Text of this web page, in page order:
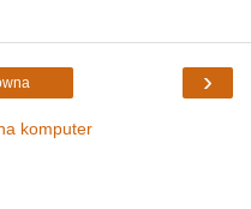
›
komputer